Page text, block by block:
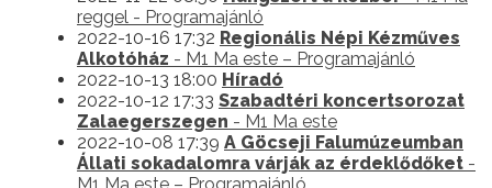
reggel - Programajánló
2022-10-16 17:32 Regionális Népi Kézműves
Alkotóház - M1 Ma este – Programajánló
2022-10-13 18:00 Híradó
2022-10-12 17:33 Szabadtéri koncertsorozat
Zalaegerszegen - M1 Ma este
2022-10-08 17:39 A Göcseji Falumúzeumban
Állati sokadalomra várják az érdeklődőket -